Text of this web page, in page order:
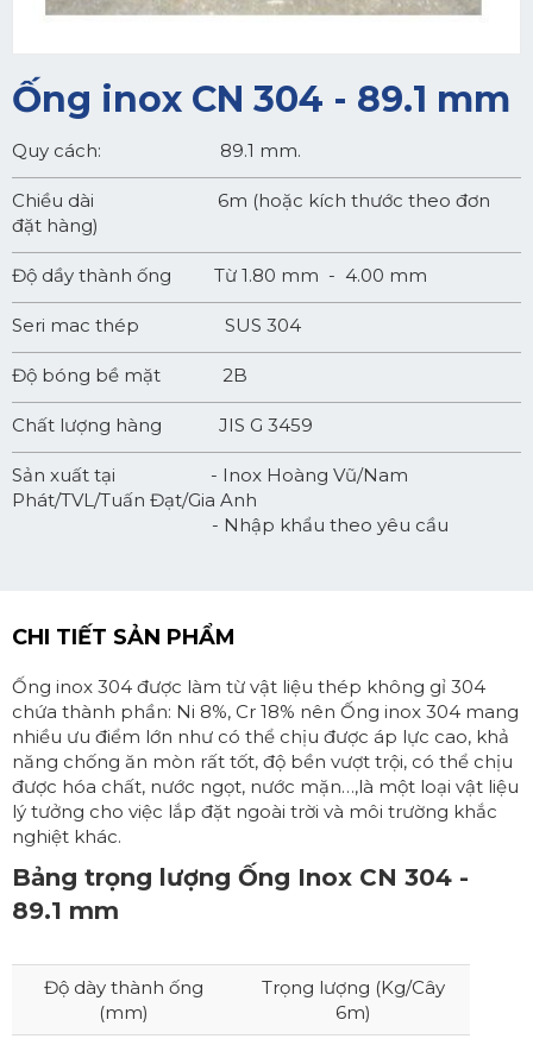
Ống inox CN 304 - 89.1 mm
Quy cách: 89.1 mm.
Chiều dài 6m (hoặc kích thước theo đơn
đặt hàng)
Độ dầy thành ống Từ 1.80 mm - 4.00 mm
Seri mac thép SUS 304
Độ bóng bề mặt 2B
Chất lượng hàng JIS G 3459
Sản xuất tại - Inox Hoàng Vũ/Nam
Phát/TVL/Tuấn Đạt/Gia Anh
- Nhập khẩu theo yêu cầu
CHI TIẾT SẢN PHẨM
Ống inox 304 được làm từ vật liệu thép không gỉ 304
chứa thành phần: Ni 8%, Cr 18% nên Ống inox 304 mang
nhiều ưu điểm lớn như có thể chịu được áp lực cao, khả
năng chống ăn mòn rất tốt, độ bền vượt trội, có thể chịu
được hóa chất, nước ngọt, nước mặn…,là một loại vật liệu
lý tưởng cho việc lắp đặt ngoài trời và môi trường khắc
nghiệt khác.
Bảng trọng lượng Ống Inox CN 304 -
89.1 mm
Độ dày thành ống
(mm)
Trọng lượng (Kg/Cây
6m)